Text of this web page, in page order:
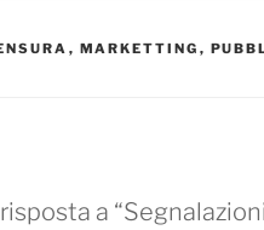
, MARKETTING ,
a